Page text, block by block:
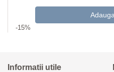
-15%
Informatii utile